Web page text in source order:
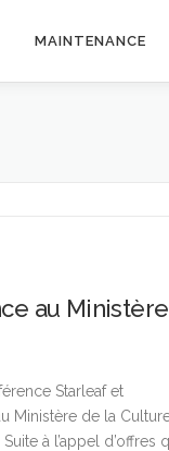
MAINTENANCE
au
Starleaf et
Ministère de la
à l’appel d’offres